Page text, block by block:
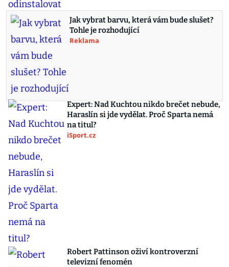
Jak vybrat barvu, která vám bude slušet?
Tohle je rozhodující
Reklama
Expert: Nad Kuchtou nikdo brečet nebude,
Haraslín si jde vydělat. Proč Sparta nemá
na titul?
iSport.cz
Robert Pattinson oživí kontroverzní
televizní fenomén